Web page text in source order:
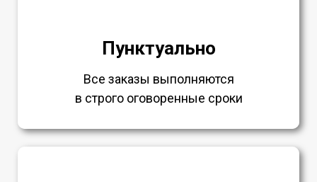
Пунктуально
Все заказы выполняются
в строго оговоренные сроки